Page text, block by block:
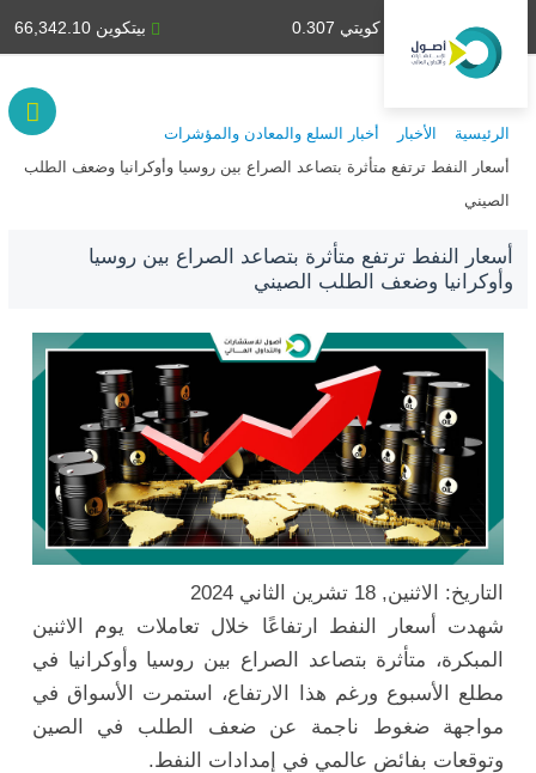
بيتكوين 66,342.10 دينار كويتي 0.307
الرئيسية الأخبار
أخبار السلع والمعادن والمؤشرات
أسعار النفط ترتفع متأثرة بتصاعد الصراع بين روسيا وأوكرانيا وضعف الطلب
الصيني
أسعار النفط ترتفع متأثرة بتصاعد الصراع بين روسيا
وأوكرانيا وضعف الطلب الصيني
التاريخ: الاثنين, 18 تشرين الثاني 2024
شهدت أسعار النفط ارتفاعًا خلال تعاملات يوم الاثنين
المبكرة، متأثرة بتصاعد الصراع بين روسيا وأوكرانيا في
مطلع الأسبوع ورغم هذا الارتفاع، استمرت الأسواق في
مواجهة ضغوط ناجمة عن ضعف الطلب في الصين
وتوقعات بفائض عالمي في إمدادات النفط.